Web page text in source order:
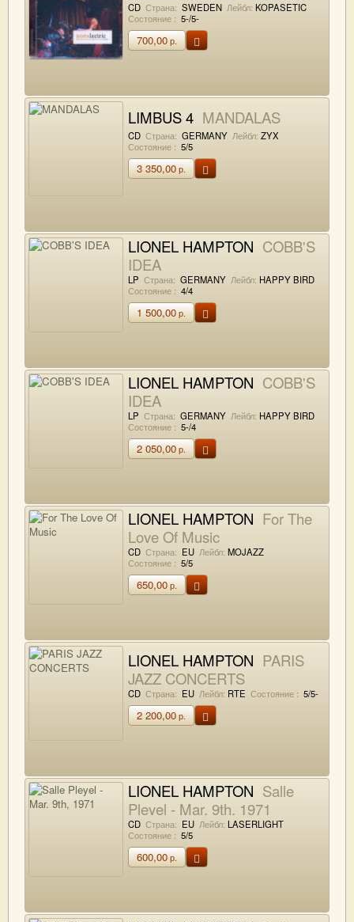
NILSSON'S AORTA
KOPAlectric (Music From The
KOPAfestival 2006 Volume 2)
CD Страна: SWEDEN Лейбл: KOPASETIC
Состояние : 5-/5-
700,00р.
LIMBUS 4 MANDALAS
CD Страна: GERMANY Лейбл: ZYX
Состояние : 5/5
3 350,00р.
LIONEL HAMPTON COBB'S
IDEA
LP Страна: GERMANY Лейбл: HAPPY BIRD
Состояние : 4/4
1 500,00р.
LIONEL HAMPTON COBB'S
IDEA
LP Страна: GERMANY Лейбл: HAPPY BIRD
Состояние : 5-/4
2 050,00р.
LIONEL HAMPTON For The
Love Of Music
CD Страна: EU Лейбл: MOJAZZ
Состояние : 5/5
650,00р.
LIONEL HAMPTON PARIS
JAZZ CONCERTS
CD Страна: EU Лейбл: RTE Состояние : 5/5-
2 200,00р.
LIONEL HAMPTON Salle
Pleyel - Mar. 9th, 1971
CD Страна: EU Лейбл: LASERLIGHT
Состояние : 5/5
600,00р.